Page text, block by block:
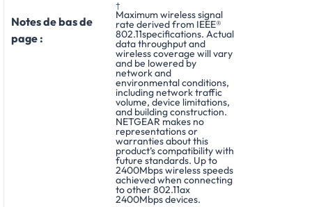
Notes de bas de
page :
†
Maximum wireless signal
rate derived from IEEE®
802.11specifications. Actual
data throughput and
wireless coverage will vary
and be lowered by
network and
environmental conditions,
including network traffic
volume, device limitations,
and building construction.
NETGEAR makes no
representations or
warranties about this
product’s compatibility with
future standards. Up to
2400Mbps wireless speeds
achieved when connecting
to other 802.11ax
2400Mbps devices.